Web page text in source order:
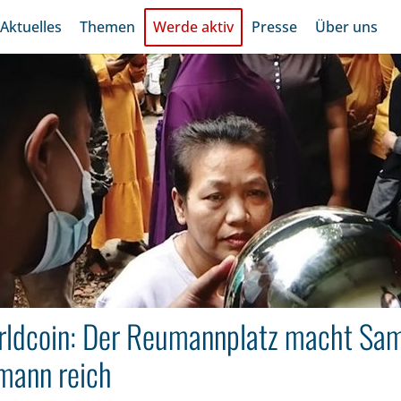
Aktuelles Themen Werde aktiv Presse Über uns
Der Reumannplatz macht
reich